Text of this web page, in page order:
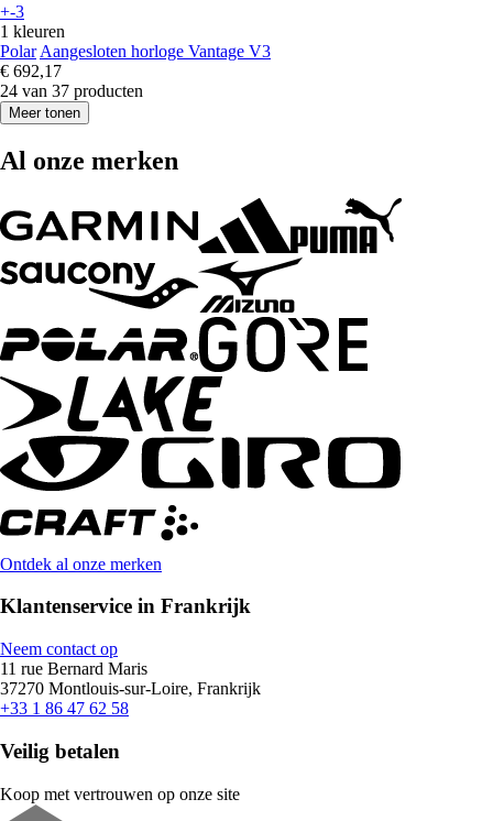
+-3
1 kleuren
Polar Aangesloten horloge Vantage V3
€ 692,17
24 van 37 producten
Meer tonen
Al onze merken
Ontdek al onze merken
Klantenservice in Frankrijk
Neem contact op
11 rue Bernard Maris
37270 Montlouis-sur-Loire, Frankrijk
+33 1 86 47 62 58
Veilig betalen
Koop met vertrouwen op onze site